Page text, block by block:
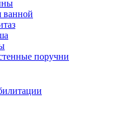
ванной
поручни